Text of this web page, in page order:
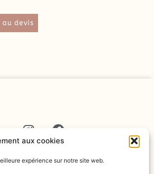
aux cookies
expérience sur notre site web.
devis